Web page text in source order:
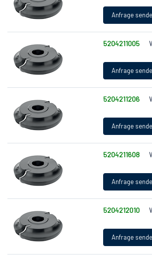
Schneidenwerkstoff
Profilvariante (P)
Werkzeugtyp
Durchmesser (D) [mm]
Schnittbreite, Breite (B) [mm]
Radius (R) [mm]
Zähnezahl (Z)
5204211005
5204211206
5204211608
5204212010